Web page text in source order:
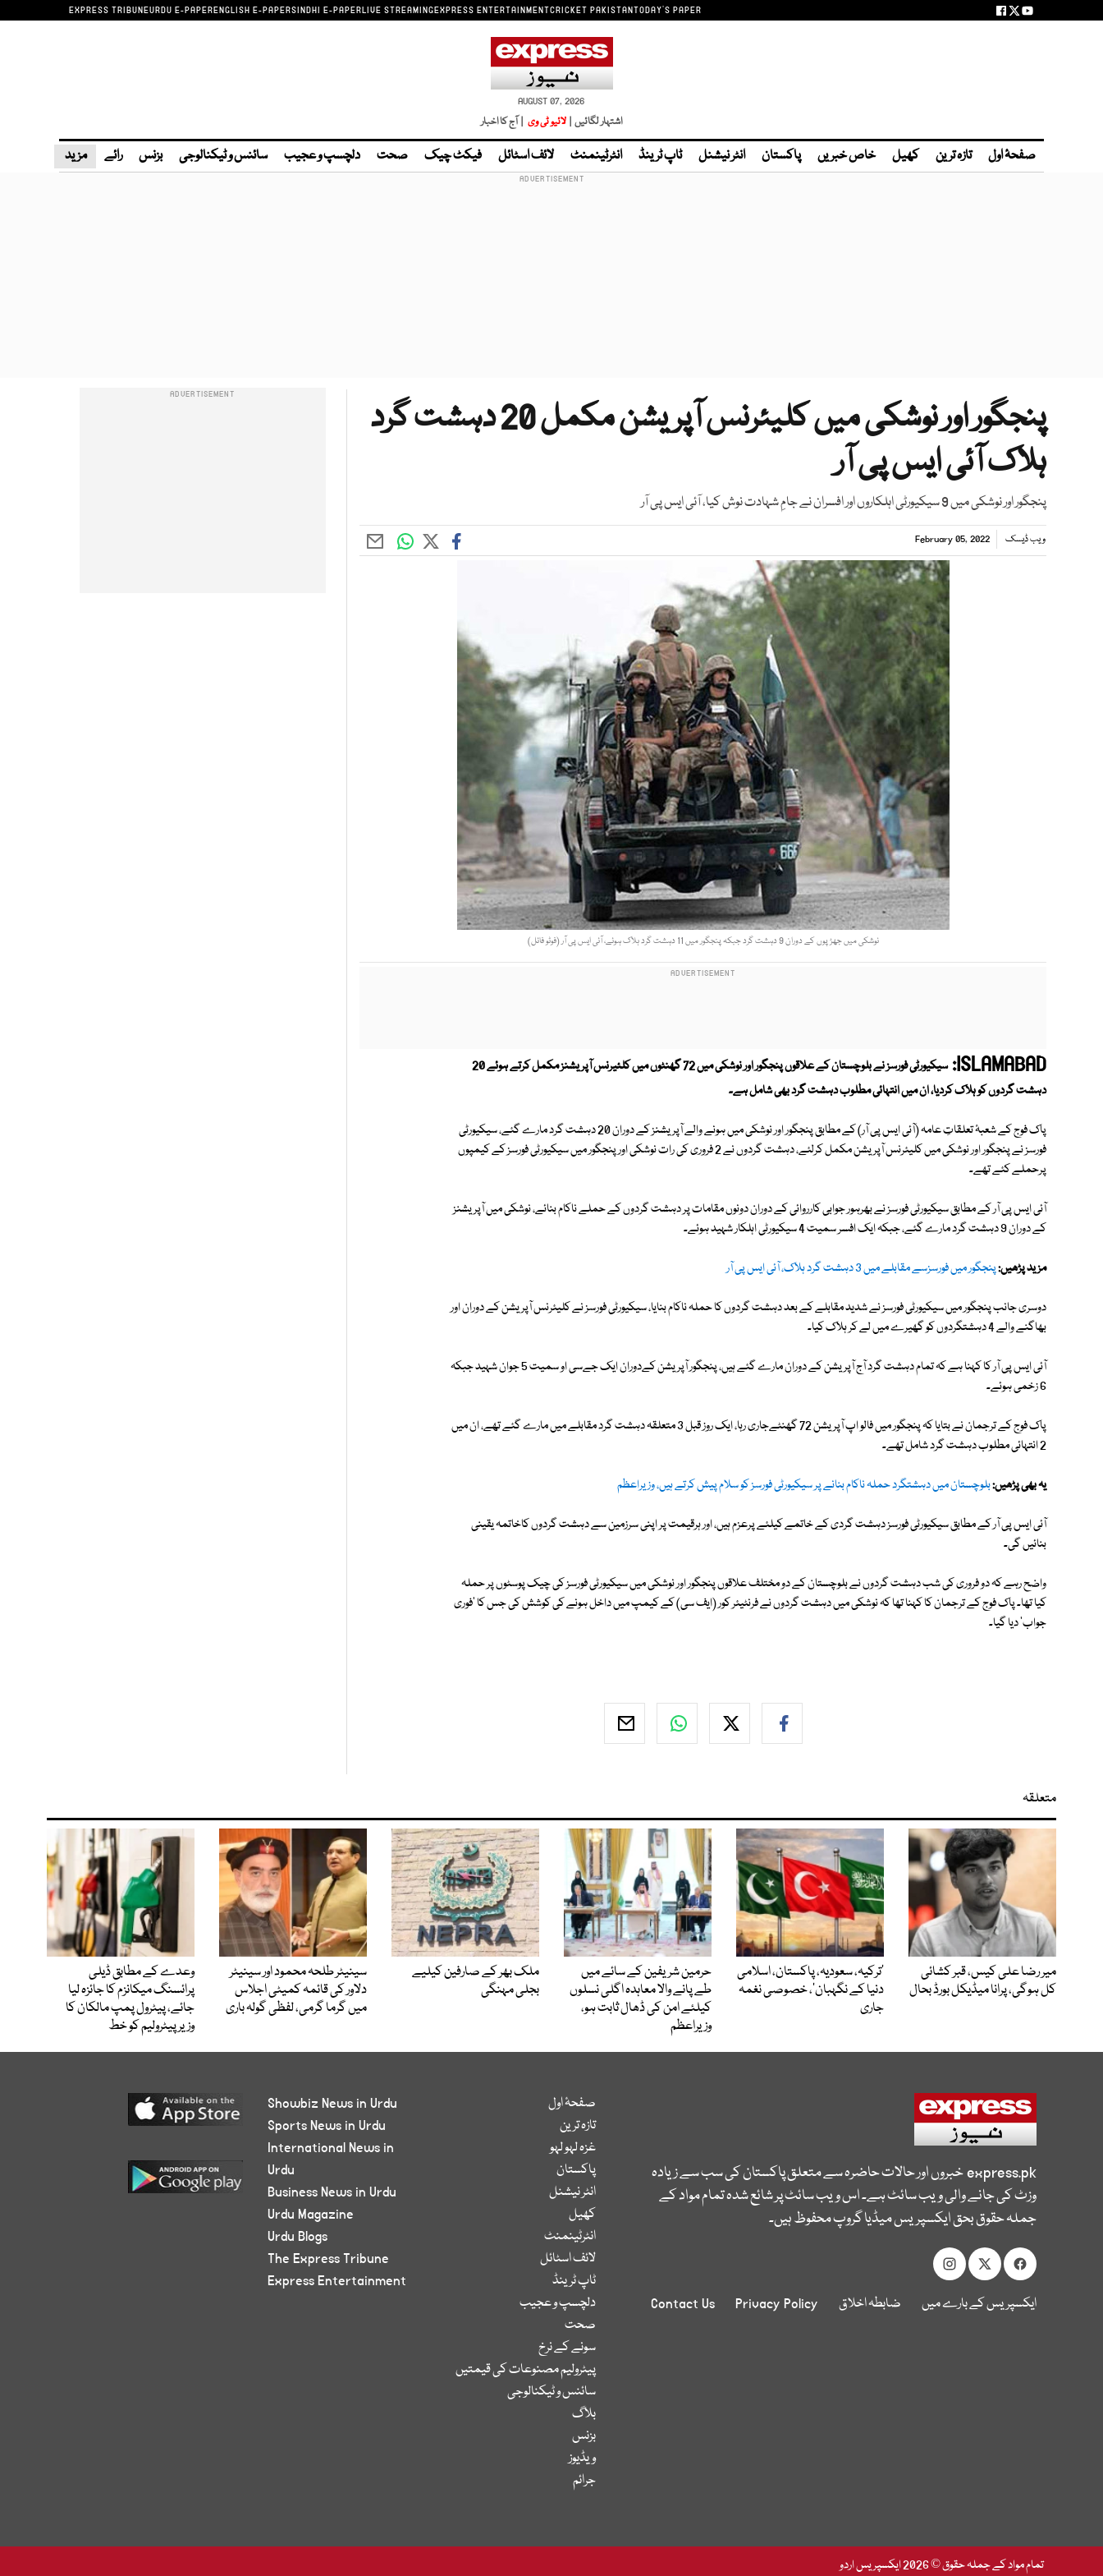
EXPRESS TRIBUNEURDU E-PAPERENGLISH E-PAPERSINDHI E-PAPERLIVE STREAMINGEXPRESS ENTERTAINMENTCRICKET PAKISTANTODAY'S PAPER
AUGUST 07, 2026
اشتہار لگائیں | لائیو ٹی وی | آج کا اخبار
صفحۂ اول تازہ ترین کھیل خاص خبریں پاکستان انٹر نیشنل ٹاپ ٹرینڈ انٹرٹینمنٹ لائف اسٹائل فیکٹ چیک صحت دلچسپ و عجیب سائنس و ٹیکنالوجی بزنس رائے مزید
پنجگور اور نوشکی میں کلیئرنس آپریشن مکمل 20 دہشت گرد
ہلاک آئی ایس پی آر
پنجگور اور نوشکی میں 9 سیکیورٹی اہلکاروں اور افسران نے جامِ شہادت نوش کیا، آئی ایس پی آر
ویب ڈیسک February 05, 2022
نوشکی میں جھڑپوں کے دوران 9 دہشت گرد جبکہ پنجگور میں 11 دہشت گرد ہلاک ہوئے، آئی ایس پی آر (فوٹو فائل)
ISLAMABAD:
سیکیورٹی فورسز نے بلوچستان کے علاقوں پنجگور اور نوشکی میں 72 گھنٹوں میں کلئیرنس آپریشنز مکمل کرتے ہوئے 20
دہشت گردوں کو ہلاک کردیا، ان میں انتہائی مطلوب دہشت گرد بھی شامل ہے۔
پاک فوج کے شعبۂ تعلقاتِ عامہ (آئی ایس پی آر) کے مطابق پنجگور اور نوشکی میں ہونے والے آپریشنز کے دوران 20 دہشت گرد مارے گئے، سیکیورٹی
فورسز نے پنجگور اور نوشکی میں کلیئرنس آپریشن مکمل کرلئے، دہشت گردوں نے 2 فروری کی رات نوشکی اور پنجگور میں سیکیورٹی فورسز کے کیمپوں
پرحملے کئے تھے۔
آئی ایس پی آر کے مطابق سیکیورٹی فورسز نے بھرہور جوابی کارروائی کے دوران دونوں مقامات پر دہشت گردوں کے حملے ناکام بنائے، نوشکی میں آپریشنز
کے دوران 9 دہشت گرد مارے گئے، جبکہ ایک افسر سمیت 4 سیکیورٹی اہلکار شہید ہوئے۔
مزید پڑھیں:پنجگور میں فورسزسے مقابلے میں 3 دہشت گرد ہلاک، آئی ایس پی آر
دوسری جانب پنجگور میں سیکیورٹی فورسز نے شدید مقابلے کے بعد دہشت گردوں کا حملہ ناکام بنایا، سیکیورٹی فورسز نے کلیئرنس آپریشن کے دوران اور
بھاگنے والے 4 دہشتگردوں کو گھیرے میں لے کر ہلاک کیا۔
آئی ایس پی آر کا کہنا ہے کہ تمام دہشت گرد آج آپریشن کے دوران مارے گئے ہیں، پنجگور آپریشن کےدوران ایک جےسی او سمیت 5 جوان شہید جبکہ
6 زخمی ہوئے۔
پاک فوج کے ترجمان نے بتایا کہ پنجگور میں فالو اپ آپریشن 72 گھنٹےجاری رہا، ایک روز قبل 3 متعلقہ دہشت گرد مقابلے میں مارے گئے تھے، ان میں
2 انتہائی مطلوب دہشت گرد شامل تھے۔
یہ بھی پڑھیں:بلوچستان میں دہشتگرد حملہ ناکام بنانے پر سیکیورٹی فورسز کو سلام پیش کرتے ہیں، وزیراعظم
آئی ایس پی آر کے مطابق سیکیورٹی فورسز دہشت گردی کے خاتمے کیلئے پرعزم ہیں، اور ہرقیمت پر اپنی سرزمین سے دہشت گردوں کاخاتمہ یقینی
بنائیں گی۔
واضح رہے کہ دو فروری کی شب دہشت گردوں نے بلوچستان کے دو مختلف علاقوں پنجگور اور نوشکی میں سیکیورٹی فورسز کی چیک پوسٹوں پر حملہ
کیا تھا۔ پاک فوج کے ترجمان کا کہنا تھا کہ نوشکی میں دہشت گردوں نے فرنٹیئر کور (ایف سی) کے کیمپ میں داخل ہونے کی کوشش کی جس کا 'فوری
جواب' دیا گیا۔
متعلقہ
میر رضا علی کیس، قبر کشائی
کل ہوگی، پرانا میڈیکل بورڈ بحال
‘ترکیہ، سعودیہ، پاکستان، اسلامی
دنیا کے نگہبان’، خصوصی نغمہ
جاری
حرمین شریفین کے سائے میں
طے پانے والا معاہدہ اگلی نسلوں
کیلئے امن کی ڈھال ثابت ہو،
وزیراعظم
ملک بھر کے صارفین کیلیے
بجلی مہنگی
سینیٹر طلحہ محمود اور سینیٹر
دلاور کی قائمہ کمیٹی اجلاس
میں گرما گرمی، لفظی گولہ باری
وعدے کے مطابق ڈیلی
پرائسنگ میکانزم کا جائزہ لیا
جائے، پیٹرول پمپ مالکان کا
وزیرپیٹرولیم کو خط
express.pkخبروں اور حالات حاضرہ سے متعلق پاکستان کی سب سے زیادہ
وزٹ کی جانے والی ویب سائٹ ہے۔ اس ویب سائٹ پر شائع شدہ تمام مواد کے
جملہ حقوق بحق ایکسپریس میڈیا گروپ محفوظ ہیں۔
ایکسپریس کے بارے میں ضابطہ اخلاق Privacy Policy
Contact Us
صفحۂ اول
تازہ ترین
غزہ لہو لہو
پاکستان
انٹر نیشنل
کھیل
انٹرٹینمنٹ
لائف اسٹائل
ٹاپ ٹرینڈ
دلچسپ و عجیب
صحت
سونے کے نرخ
پیٹرولیم مصنوعات کی قیمتیں
سائنس و ٹیکنالوجی
بلاگ
بزنس
ویڈیوز
جرائم
Showbiz News in Urdu
Sports News in Urdu
International News in
Urdu
Business News in Urdu
Urdu Magazine
Urdu Blogs
The Express Tribune
Express Entertainment
تمام مواد کے جملہ حقوق © 2026 ایکسپریس اردو